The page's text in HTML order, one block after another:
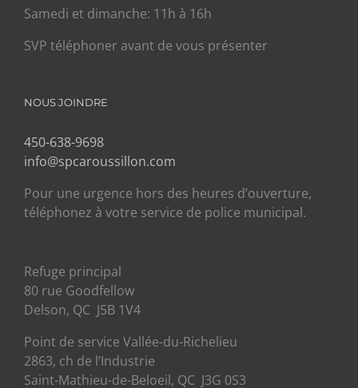
Samedi et dimanche: 11h à 16h
SVP téléphoner avant de vous présenter
NOUS JOINDRE
450-638-9698
info@spcaroussillon.com
Pour une urgence hors des heures d’ouverture,
téléphonez à votre service de police municipal.
Refuge principal
80 rue Goodfellow
Delson, QC J5B 1V4
Point de service Vallée-du-Richelieu
2863, ch de l’Industrie
Saint-Mathieu-de-Beloeil, QC J3G 0S3